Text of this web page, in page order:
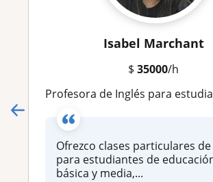
Isabel Marchant
$ 35000/h
Profesora de Inglés para estudiantes básica y media -
Ofrezco clases particulares
para estudiantes de
básica y media,...